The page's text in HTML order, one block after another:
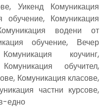
Уикенд Комуникация
обучение, Комуникация
водени от
обучение, Вечер
коучинг,
обучител,
Комуникация класове,
частни курсове,
едно